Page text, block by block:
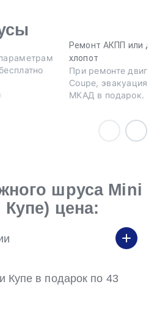
Ремонт АКПП или
хлопот
При ремонте
Coupe, эвакуация
МКАД в подарок.
шруса Mini
цена:
в подарок по 43